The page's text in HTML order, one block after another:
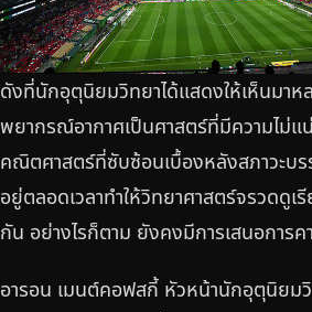
ดังที่นักอุตุนิยมวิทยาได้แสดงให้เห็นมาห
พยากรณ์อากาศเป็นศาสตร์ที่มีความไม่แ
คณิตศาสตร์ที่ซับซ้อนเบื้องหลังสภาวะบ
อยู่ตลอดเวลาทำให้วิทยาศาสตร์จรวดดูเ
กัน อย่างไรก็ตาม ยังคงมีการเสนอการ
อารอน เมนต์คอฟสกี้ หัวหน้านักอุตุนิยม